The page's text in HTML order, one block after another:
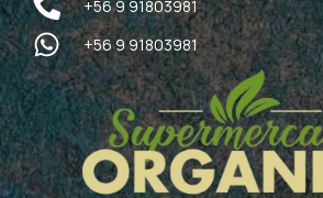
+56 9 91803981
+56 9 91803981